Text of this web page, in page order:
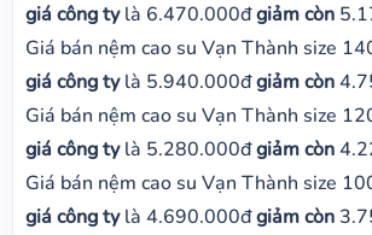
giá công tylà 6.470.000đgiảm còn
Giá bán nệm cao su Vạn Thành size
giá công tylà 5.940.000đgiảm còn
Giá bán nệm cao su Vạn Thành size
giá công tylà 5.280.000đgiảm còn
Giá bán nệm cao su Vạn Thành size
giá công tylà 4.690.000đgiảm còn